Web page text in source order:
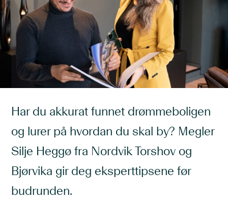
Har du akkurat funnet drømmeboligen
og lurer på hvordan du skal by? Megler
Silje Heggø fra Nordvik Torshov og
Bjørvika gir deg eksperttipsene før
budrunden.